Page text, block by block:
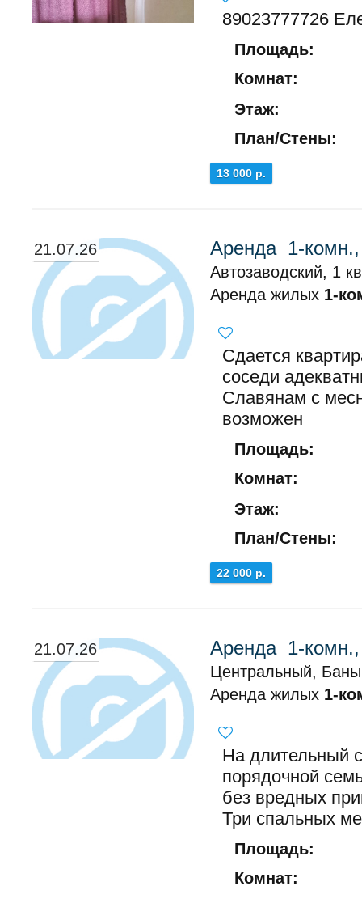
89023777726
Площадь:
Комнат:
Этаж:
План/Стены:
13 000 р.
21.07.26 Аренда 1-комн.,
Автозаводский, 1
Аренда жилых 1-
Сдается
соседи
Славянам с
возможен
Площадь:
Комнат:
Этаж:
План/Стены:
22 000 р.
21.07.26 Аренда 1-
Центральный,
Аренда жилых 1-
На длительный
порядочной
без вредных
Три спальных
Площадь:
Комнат: